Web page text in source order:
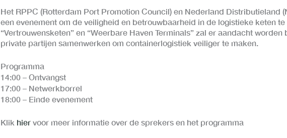
Het RPPC (Rotterdam Port Promotion Council) en Nederland Distributieland
een evenement om de veiligheid en betrouwbaarheid in de logistieke keten te
“Vertrouwensketen” en “Weerbare Haven Terminals” zal er aandacht
private partijen samenwerken om containerlogistiek veiliger te maken.
Programma
14:00 – Ontvangst
17:00 – Netwerkborrel
18:00 – Einde evenement
Klik hier voor meer informatie over de sprekers en het programma